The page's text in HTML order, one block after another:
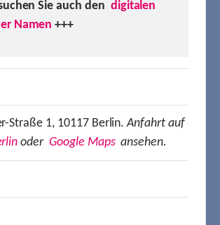
Sie auch den digitalen
Namen +++
Straße 1, 10117 Berlin.Anfahrt auf
oder Google Mapsansehen.